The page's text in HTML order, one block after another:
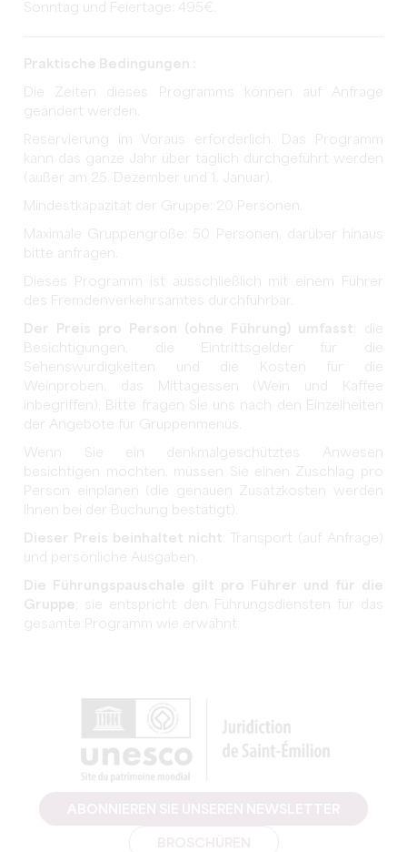
Sonntag und Feiertage: 495€.
Praktische Bedingungen :
Die Zeiten dieses Programms können auf Anfrage
geändert werden.
Reservierung im Voraus erforderlich. Das Programm
kann das ganze Jahr über täglich durchgeführt werden
(außer am 25. Dezember und 1. Januar).
Mindestkapazität der Gruppe: 20 Personen.
Maximale Gruppengröße: 50 Personen, darüber hinaus
bitte anfragen.
Dieses Programm ist ausschließlich mit einem Führer
des Fremdenverkehrsamtes durchführbar.
Der Preis pro Person (ohne Führung) umfasst : die
Besichtigungen, die Eintrittsgelder für die
Sehenswürdigkeiten und die Kosten für die
Weinproben, das Mittagessen (Wein und Kaffee
inbegriffen). Bitte fragen Sie uns nach den Einzelheiten
der Angebote für Gruppenmenüs.
Wenn Sie ein denkmalgeschütztes Anwesen
besichtigen möchten, müssen Sie einen Zuschlag pro
Person einplanen (die genauen Zusatzkosten werden
Ihnen bei der Buchung bestätigt).
Dieser Preis beinhaltet nicht : Transport (auf Anfrage)
und persönliche Ausgaben.
Die Führungspauschale gilt pro Führer und für die
Gruppe ; sie entspricht den Führungsdiensten für das
gesamte Programm wie erwähnt.